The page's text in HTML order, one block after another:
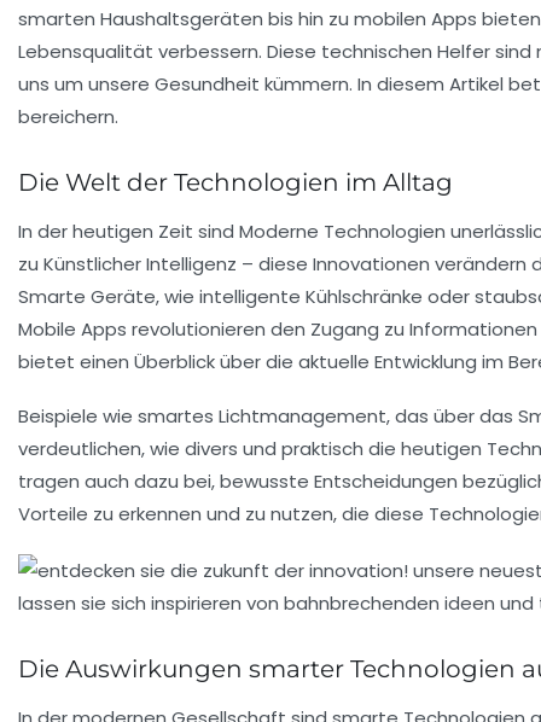
smarten Haushaltsgeräten bis hin zu mobilen Apps
Lebensqualität verbessern. Diese technischen Helfersind
uns um unsere Gesundheit kümmern. In diesem Artikel
bereichern.
Die Welt der Technologien im Alltag
In der heutigen Zeit sind Moderne Technologien
zu Künstlicher Intelligenz – diese Innovationen verändern
Smarte Geräte, wie intelligente Kühlschränke oder
Mobile Apps revolutionieren den Zugang zu
bietet einen Überblick über die aktuelle Entwicklung im
Beispiele wie smartes Lichtmanagement, das über das
verdeutlichen, wie divers und praktisch die heutigen
tragen auch dazu bei, bewusste Entscheidungen
Vorteile zu erkennen und zu nutzen, die diese
Die Auswirkungen smarter Technologien